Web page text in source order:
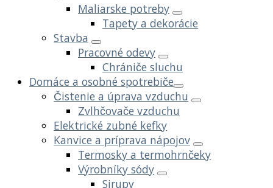
Maliarske potreby
Tapety a dekorácie
Stavba
Pracovné odevy
Chrániče sluchu
Domáce a osobné spotrebiče
Čistenie a úprava vzduchu
Zvlhčovače vzduchu
Elektrické zubné kefky
Kanvice a príprava nápojov
Termosky a termohrnčeky
Výrobníky sódy
Sirupy